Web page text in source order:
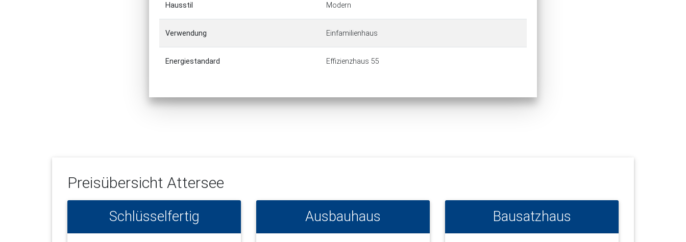
Hausstil Modern
Verwendung Einfamilienhaus
Energiestandard Effizienzhaus 55
Preisübersicht Attersee
Schlüsselfertig Ausbauhaus Bausatzhaus